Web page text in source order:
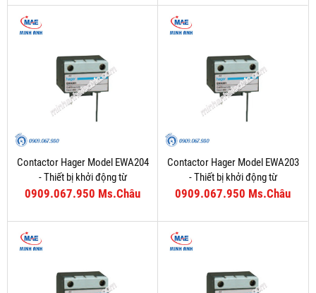
Contactor Hager Model EWA204
- Thiết bị khởi động từ
0909.067.950 Ms.Châu
Contactor Hager Model EWA203
- Thiết bị khởi động từ
0909.067.950 Ms.Châu